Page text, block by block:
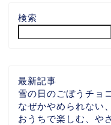
検索
最新記事
雪の日のごぼうチョ
なぜかやめられない
おうちで楽しむ、や